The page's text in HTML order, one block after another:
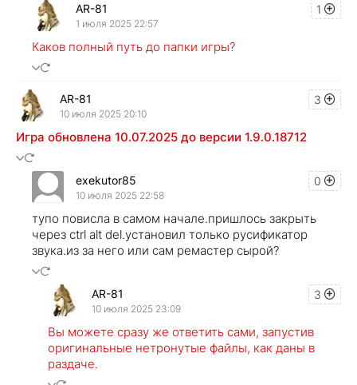
1
AR-81
1 июля 2025 22:57
Каков полный путь до папки игры?
3
AR-81
10 июля 2025 20:10
Игра обновлена 10.07.2025 до версии 1.9.0.18712
0
exekutor85
10 июля 2025 22:58
тупо повисла в самом начале.пришлось закрыть
через ctrl alt del.установил только русификатор
звука.из за него или сам ремастер сырой?
3
AR-81
10 июля 2025 23:09
Вы можете сразу же ответить сами, запустив
оригинальные нетронутые файлы, как даны в
раздаче.